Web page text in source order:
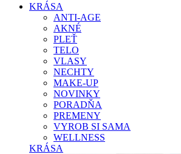
KRÁSA
ANTI-AGE
AKNÉ
PLEŤ
TELO
VLASY
NECHTY
MAKE-UP
NOVINKY
PORADŇA
PREMENY
VYROB SI SAMA
WELLNESS
KRÁSA